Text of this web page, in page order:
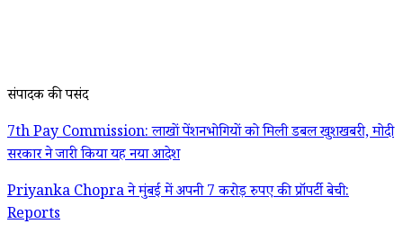
संपादक की पसंद
7th Pay Commission: लाखों पेंशनभोगियों को मिली डबल खुशखबरी, मोदी
सरकार ने जारी किया यह नया आदेश
Priyanka Chopra ने मुंबई में अपनी 7 करोड़ रुपए की प्रॉपर्टी बेची:
Reports